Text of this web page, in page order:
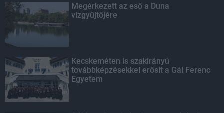
Megérkezett az eső a Duna
vízgyűjtőjére
Kecskeméten is szakirányú
továbbképzésekkel erősít a Gál Ferenc
Egyetem